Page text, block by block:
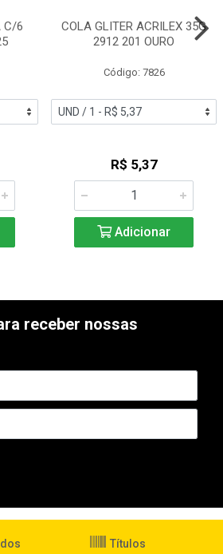
C/6
COLA GLITER ACRILEX 35G
2912 201 OURO
Código: 7826
R$ 5,37
Adicionar
receber nossas
Títulos